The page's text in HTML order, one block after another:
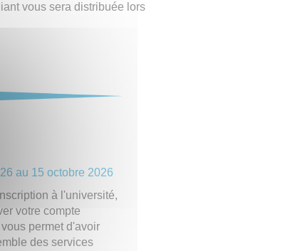
vous sera distribuée lors
au 15 octobre 2026
à l'université,
votre compte
permet d'avoir
des services